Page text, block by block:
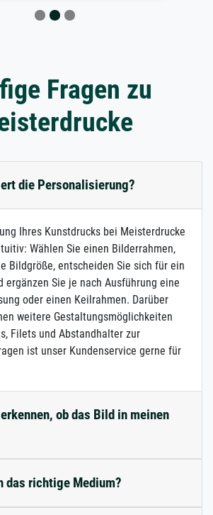
Fragen zu
die Personalisierung?
Ihres Kunstdrucks bei Meisterdrucke
Wählen Sie einen Bilderrahmen,
Bildgröße, entscheiden Sie sich für ein
ergänzen Sie je nach Ausführung eine
oder einen Keilrahmen. Darüber
weitere Gestaltungsmöglichkeiten
Filets und Abstandhalter zur
ist unser Kundenservice gerne für
ob das Bild in meinen
das richtige Medium?